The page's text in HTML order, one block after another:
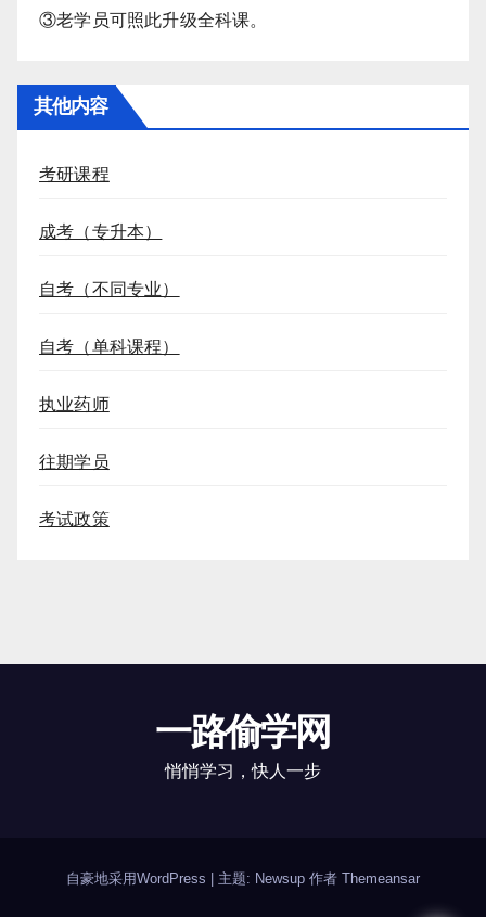
③老学员可照此升级全科课。
其他内容
考研课程
成考（专升本）
自考（不同专业）
自考（单科课程）
执业药师
往期学员
考试政策
一路偷学网
悄悄学习，快人一步
自豪地采用WordPress 主题: Newsup 作者 Themeansar